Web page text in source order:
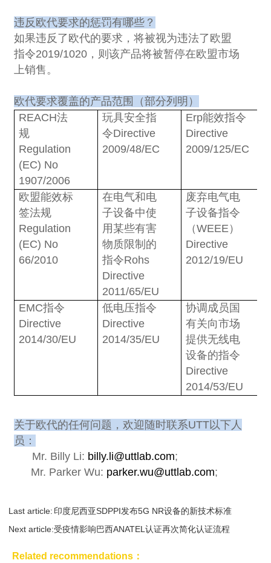
违反欧代要求的惩罚有哪些？
如果违反了欧代的要求，将被视为违法了欧盟
指令2019/1020，则该产品将被暂停在欧盟市场
上销售。
欧代要求覆盖的产品范围（部分列明）
REACH法
规
Regulation
(EC) No
1907/2006
玩具安全指
令Directive
2009/48/EC
Erp能效指令
Directive
2009/125/EC
欧盟能效标
签法规
Regulation
(EC) No
66/2010
在电气和电
子设备中使
用某些有害
物质限制的
指令Rohs
Directive
2011/65/EU
废弃电气电
子设备指令
（WEEE）
Directive
2012/19/EU
EMC指令
Directive
2014/30/EU
低电压指令
Directive
2014/35/EU
协调成员国
有关向市场
提供无线电
设备的指令
Directive
2014/53/EU
关于欧代的任何问题，欢迎随时联系UTT以下人
员：
Mr. Billy Li: billy.li@uttlab.com;
Mr. Parker Wu: parker.wu@uttlab.com;
Last article: 印度尼西亚SDPPI发布5G NR设备的新技术标准
Next article:受疫情影响巴西ANATEL认证再次简化认证流程
Related recommendations：